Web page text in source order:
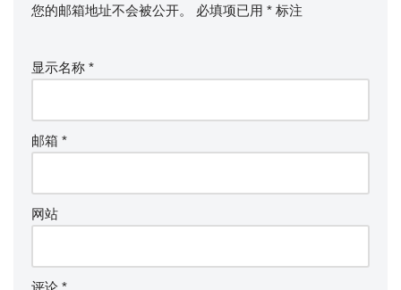
您的邮箱地址不会被公开。 必填项已用 * 标注
显示名称 *
邮箱 *
网站
评论 *